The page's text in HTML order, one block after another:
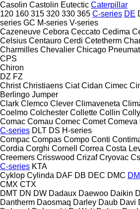
Casolin Castolin Eutectic Caterpillar
120 160 315 320 330 365 C-series DE
series GC M-series V-series
Cazeneuve Cebora Ceccato Cedima
Celsius Centauro Cerdi Cetetherm
Charmilles Chevalier Chicago
CPS
Chiron
DZ FZ
Christ Christiaens Ciat Cidan Cimec
Berlingo Jumper
Clark Clemco Clever Climaveneta
Coelmo Colchester Collette Collin Colly
Comac Comau Comec Comet Comeva
C-series DLT DS H-series
Compac Compas Compo Conti
Cordia Corghi Cornell Correa Costa
Creemers Crisswood Crizaf Cryovac
C-series KTA
Cyklop Cylinda DAF DB DEC DMC
CMX CTX
DMT DN DW Dadaux Daewoo Daikin
Dantherm Daosmaq Darley Daub Davi